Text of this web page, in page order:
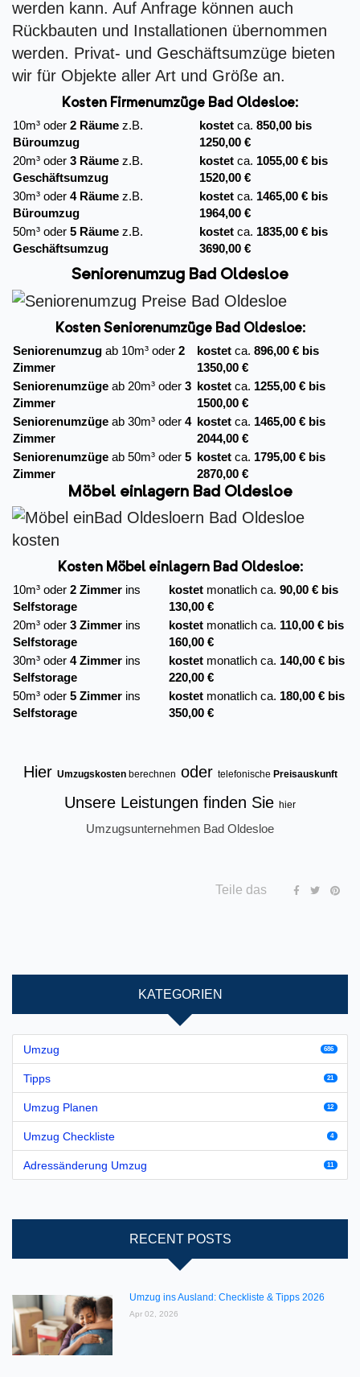
werden kann. Auf Anfrage können auch
Rückbauten und Installationen übernommen
werden. Privat- und Geschäftsumzüge bieten
wir für Objekte aller Art und Größe an.
Kosten Firmenumzüge Bad Oldesloe:
10m³ oder 2 Räume z.B.
Büroumzug
kostet ca. 850,00 bis
1250,00 €
20m³ oder 3 Räume z.B.
Geschäftsumzug
kostet ca. 1055,00 € bis
1520,00 €
30m³ oder 4 Räume z.B.
Büroumzug
kostet ca. 1465,00 € bis
1964,00 €
50m³ oder 5 Räume z.B.
Geschäftsumzug
kostet ca. 1835,00 € bis
3690,00 €
Seniorenumzug Bad Oldesloe
Kosten Seniorenumzüge Bad Oldesloe:
Seniorenumzug ab 10m³ oder 2
Zimmer
kostet ca. 896,00 € bis
1350,00 €
Seniorenumzüge ab 20m³ oder 3
Zimmer
kostet ca. 1255,00 € bis
1500,00 €
Seniorenumzüge ab 30m³ oder 4
Zimmer
kostet ca. 1465,00 € bis
2044,00 €
Seniorenumzüge ab 50m³ oder 5
Zimmer
kostet ca. 1795,00 € bis
2870,00 €
Möbel einlagern Bad Oldesloe
Kosten Möbel einlagern Bad Oldesloe:
10m³ oder 2 Zimmer ins
Selfstorage
kostet monatlich ca. 90,00 € bis
130,00 €
20m³ oder 3 Zimmer ins
Selfstorage
kostet monatlich ca. 110,00 € bis
160,00 €
30m³ oder 4 Zimmer ins
Selfstorage
kostet monatlich ca. 140,00 € bis
220,00 €
50m³ oder 5 Zimmer ins
Selfstorage
kostet monatlich ca. 180,00 € bis
350,00 €
Hier Umzugskostenberechnen oder telefonische Preisauskunft
Unsere Leistungen finden Sie hier
Umzugsunternehmen Bad Oldesloe
Teile das
KATEGORIEN
Umzug 686
Tipps 21
Umzug Planen 12
Umzug Checkliste 4
Adressänderung Umzug 11
RECENT POSTS
Umzug ins Ausland: Checkliste & Tipps 2026
Apr 02, 2026